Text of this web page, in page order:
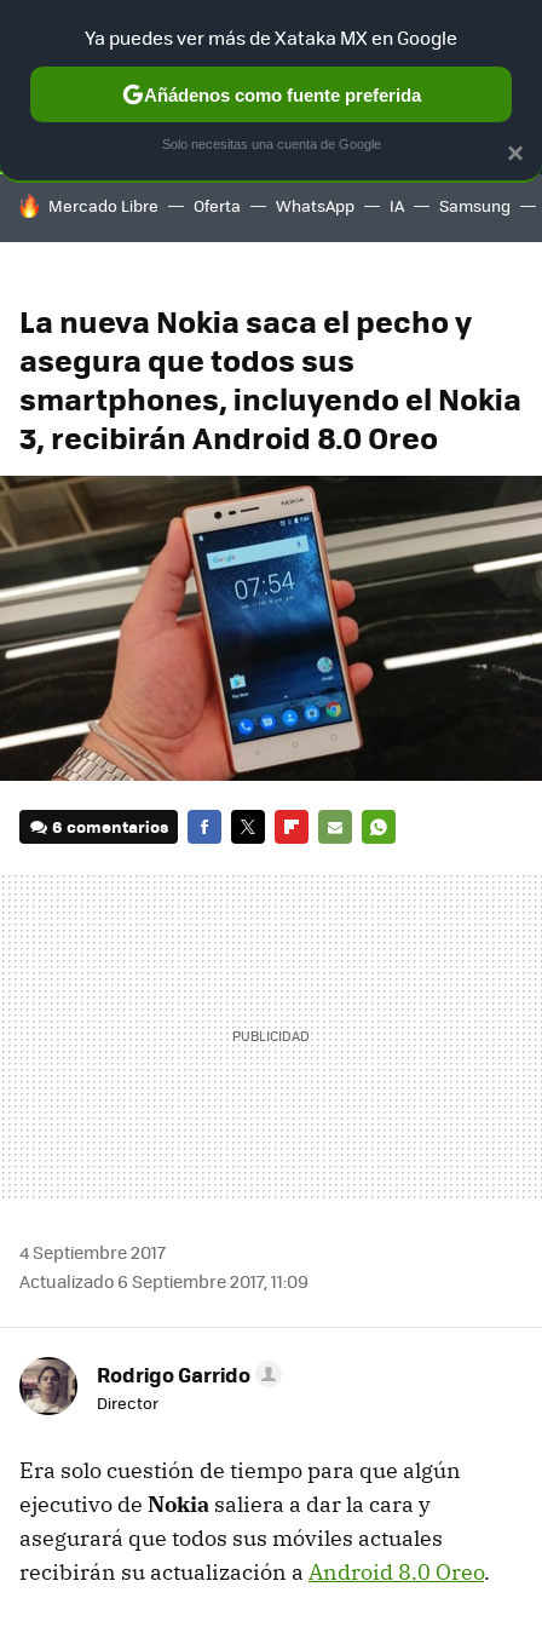
SELECCIÓN GAMING HOME AUTO TERRITORIO
HOY SE HABLA DE
Mercado Libre Oferta WhatsApp IA Samsung
La nueva Nokia saca el pecho y
asegura que todos sus
smartphones, incluyendo el Nokia
3, recibirán Android 8.0 Oreo
6 comentarios
MAIL
4 Septiembre 2017
Actualizado 6 Septiembre 2017, 11:09
Rodrigo Garrido
Director
Era solo cuestión de tiempo para que algún
ejecutivo de Nokia saliera a dar la cara y
asegurará que todos sus móviles actuales
recibirán su actualización a Android 8.0 Oreo.
×
Ya puedes ver más de Xataka MX en Google
Añádenos como fuente preferida
Solo necesitas una cuenta de Google